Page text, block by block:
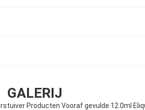
GALERIJ
Producten Vooraf gevulde 12.0ml